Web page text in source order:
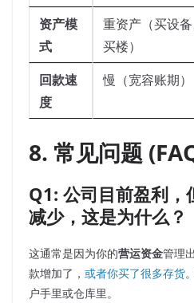
资产模
式
重资产（买设备
买楼）
回款速
度
慢（宽容账期）
8. 常见问题
Q1: 公司目前盈利，
减少，这是为什么？
这通常是因为你的营运资金管理
款增加了， 或者你买了很多存货
户手里或仓库里。